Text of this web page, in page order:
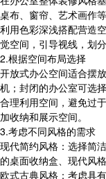
桌布、窗帘、艺术画作
利用色彩深浅搭配营造
觉空间，引导视线，划
2.根据空间布局选择
开放式办公空间适合摆
机；封闭的办公室可选
合理利用空间，避免过
加收纳和展示空间。
3.考虑不同风格的需求
现代简约风格：选择简
的桌面收纳盒、现代风
欧式古典风格：考虑具